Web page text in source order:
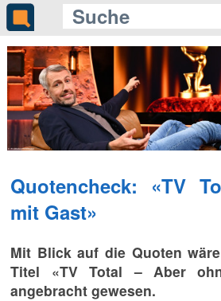
Quotencheck: «TV
mit Gast»
Mit Blick auf die Quoten
Titel «TV Total – Aber
angebracht gewesen.